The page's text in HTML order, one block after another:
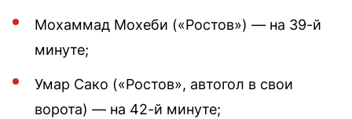
Мохаммад Мохеби («Ростов») — на 39-й
минуте;
Умар Сако («Ростов», автогол в свои
ворота) — на 42-й минуте;